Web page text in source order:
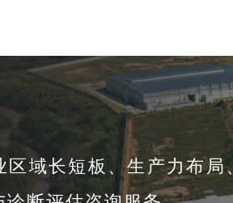
区域长短板、生产力布